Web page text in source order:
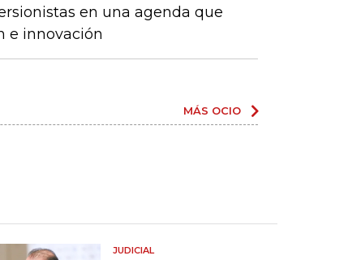
en una agenda que
e innovación
MÁS OCIO
JUDICIAL